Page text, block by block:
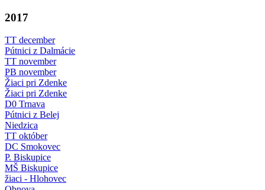
2017
TT december
Pútnici z Dalmácie
TT november
PB november
Žiaci pri Zdenke
Žiaci pri Zdenke
D0 Trnava
Pútnici z Belej
Niedzica
TT október
DC Smokovec
P. Biskupice
MŠ Biskupice
žiaci - Hlohovec